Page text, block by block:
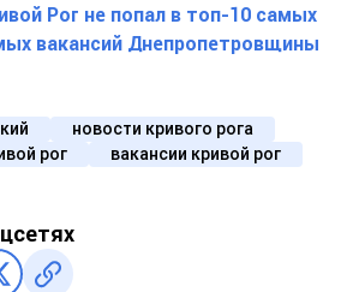
Рог не попал в топ-10 самых
вакансий Днепропетровщины
новости кривого рога
рог вакансии кривой рог